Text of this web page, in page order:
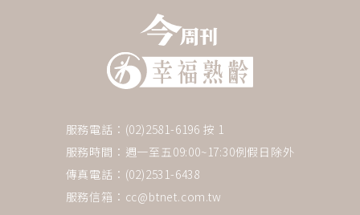
服務電話：(02)2581-6196 按 1
服務時間：週一至五09:00~17:30例假日除外
傳真電話：(02)2531-6438
服務信箱： cc@btnet.com.tw